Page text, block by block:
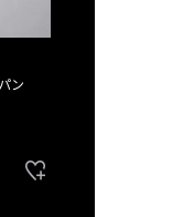
ン